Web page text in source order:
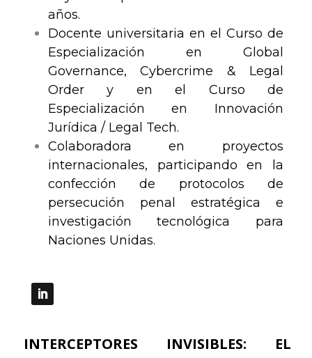
años.
Docente universitaria en el Curso de
Especialización en Global
Governance, Cybercrime & Legal
Order y en el Curso de
Especialización en Innovación
Jurídica / Legal Tech.
Colaboradora en proyectos
internacionales, participando en la
confección de protocolos de
persecución penal estratégica e
investigación tecnológica para
Naciones Unidas.
INTERCEPTORES INVISIBLES: EL